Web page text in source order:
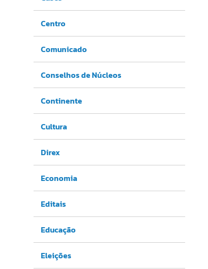
Centro
Comunicado
Conselhos de Núcleos
Continente
Cultura
Direx
Economia
Editais
Educação
Eleições